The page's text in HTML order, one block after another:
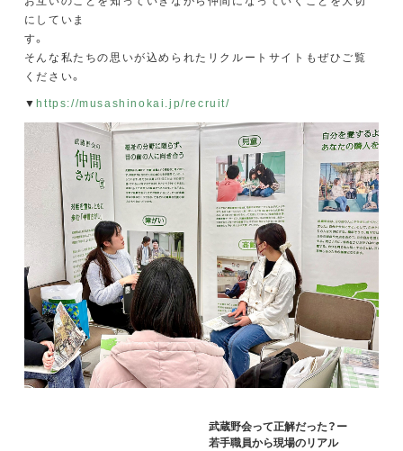
にしていま
す
そんな私たちの思いが込められたリクルートサイトもぜひご覧
ください。
▼ https://musashinokai.jp/recruit/
武蔵野会って正解だった？ー
若手職員から現場のリアル